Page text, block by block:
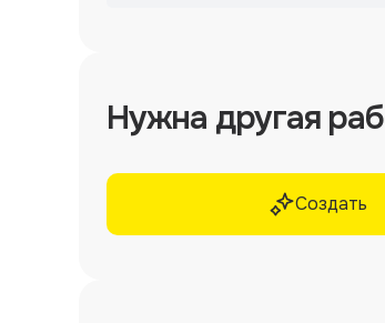
Нужна другая
Создать